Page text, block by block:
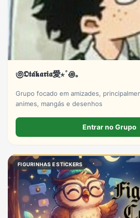
಄𝕺𝖙𝖆́𝖐𝖆𝖗𝖎𝖆愛⋆˚꩜｡
Grupo focado em amizades,
animes, mangás e desenhos
Entrar no Grupo
FIGURINHAS E STICKERS